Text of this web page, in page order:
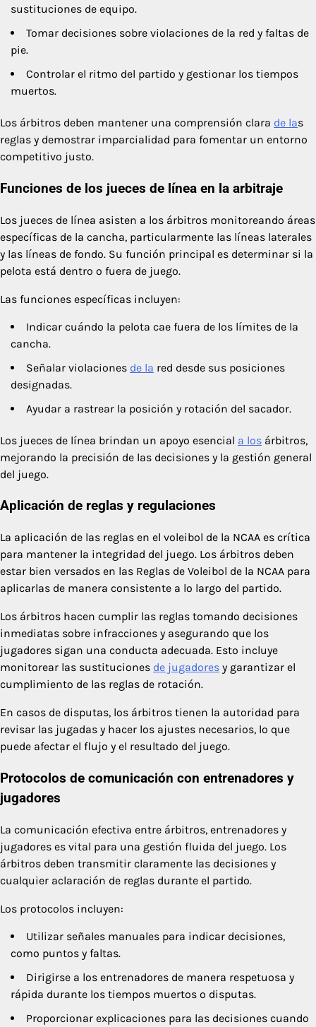
sustituciones de equipo.
Tomar decisiones sobre violaciones de la red y faltas de
pie.
Controlar el ritmo del partido y gestionar los tiempos
muertos.
Los árbitros deben mantener una comprensión clara de las
reglas y demostrar imparcialidad para fomentar un entorno
competitivo justo.
Funciones de los jueces de línea en la arbitraje
Los jueces de línea asisten a los árbitros monitoreando áreas
específicas de la cancha, particularmente las líneas laterales
y las líneas de fondo. Su función principal es determinar si la
pelota está dentro o fuera de juego.
Las funciones específicas incluyen:
Indicar cuándo la pelota cae fuera de los límites de la
cancha.
Señalar violaciones de la red desde sus posiciones
designadas.
Ayudar a rastrear la posición y rotación del sacador.
Los jueces de línea brindan un apoyo esencial a los árbitros,
mejorando la precisión de las decisiones y la gestión general
del juego.
Aplicación de reglas y regulaciones
La aplicación de las reglas en el voleibol de la NCAA es crítica
para mantener la integridad del juego. Los árbitros deben
estar bien versados en las Reglas de Voleibol de la NCAA para
aplicarlas de manera consistente a lo largo del partido.
Los árbitros hacen cumplir las reglas tomando decisiones
inmediatas sobre infracciones y asegurando que los
jugadores sigan una conducta adecuada. Esto incluye
monitorear las sustituciones de jugadores y garantizar el
cumplimiento de las reglas de rotación.
En casos de disputas, los árbitros tienen la autoridad para
revisar las jugadas y hacer los ajustes necesarios, lo que
puede afectar el flujo y el resultado del juego.
Protocolos de comunicación con entrenadores y
jugadores
La comunicación efectiva entre árbitros, entrenadores y
jugadores es vital para una gestión fluida del juego. Los
árbitros deben transmitir claramente las decisiones y
cualquier aclaración de reglas durante el partido.
Los protocolos incluyen:
Utilizar señales manuales para indicar decisiones,
como puntos y faltas.
Dirigirse a los entrenadores de manera respetuosa y
rápida durante los tiempos muertos o disputas.
Proporcionar explicaciones para las decisiones cuando